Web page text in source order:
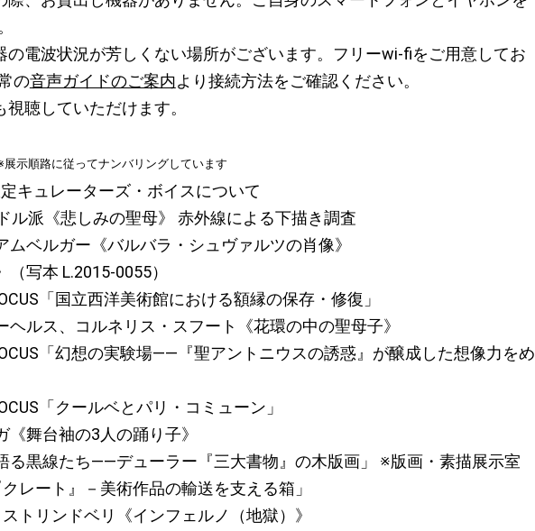
の電波状況が芳しくない場所がございます。フリーwi-fiをご用意してお
の音声ガイドのご案内より接続方法をご確認ください。
聴していただけます。
展示順路に従ってナンバリングしています
キュレーターズ・ボイスについて
ル派《悲しみの聖母》 赤外線による下描き調査
ムベルガー《バルバラ・シュヴァルツの肖像》
写本 L.2015-0055）
「国立西洋美術館における額縁の保存・修復」
ヘルス、コルネリス・スフート《花環の中の聖母子》
「幻想の実験場――『聖アントニウスの誘惑』が醸成した想像力をめ
「クールベとパリ・コミューン」
《舞台袖の3人の踊り子》
る黒線たち――デューラー『三大書物』の木版画」 ※版画・素描展示室
レート』－美術作品の輸送を支える箱」
トリンドベリ《インフェルノ（地獄）》